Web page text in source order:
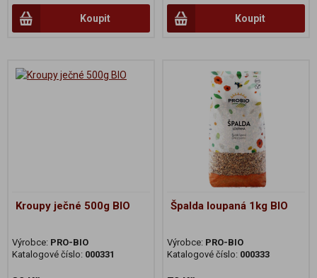
Koupit Koupit
Kroupy ječné 500g BIO
Výrobce: PRO-BIO
Katalogové číslo: 000331
Špalda loupaná 1kg BIO
Výrobce: PRO-BIO
Katalogové číslo: 000333